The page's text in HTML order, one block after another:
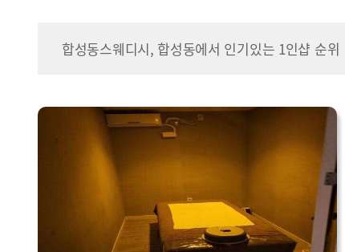
합성동스웨디시, 합성동에서 인기있는 1인샵 순위